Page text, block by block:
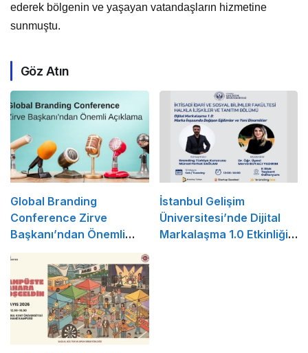
ederek bölgenin ve yaşayan vatandaşların hizmetine
sunmuştu.
Göz Atın
Global Branding
Conference Zirve
Başkanı’ndan Önemli
Açıklama
İstanbul Gelişim
Üniversitesi’nde Dijital
Markalaşma 1.0 Etkinliği